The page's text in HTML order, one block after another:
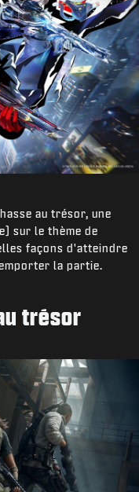
au trésor, une
sur le thème de
façons d'atteindre
la partie.
trésor